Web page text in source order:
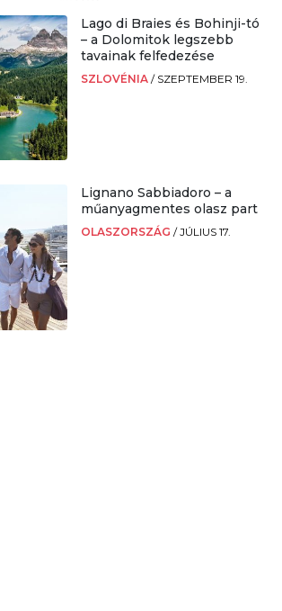
Lago di Braies és Bohinji-tó
– a Dolomitok legszebb
tavainak felfedezése
SZLOVÉNIA / SZEPTEMBER 19.
Lignano Sabbiadoro – a
műanyagmentes olasz part
OLASZORSZÁG /JÚLIUS 17.